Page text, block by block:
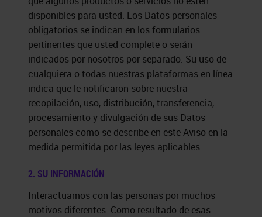
disponibles para usted. Los Datos personales
obligatorios se indican en los formularios
pertinentes que usted complete o serán
indicados por nosotros por separado. Su uso de
cualquiera o todas nuestras plataformas en línea
indica que le notificaron sobre nuestra
recopilación, uso, distribución, transferencia,
procesamiento y divulgación de sus Datos
personales como se describe en este Aviso en la
medida permitida por las leyes aplicables.
2. SU INFORMACIÓN
Interactuamos con las personas por muchos
motivos diferentes. Como resultado de esas